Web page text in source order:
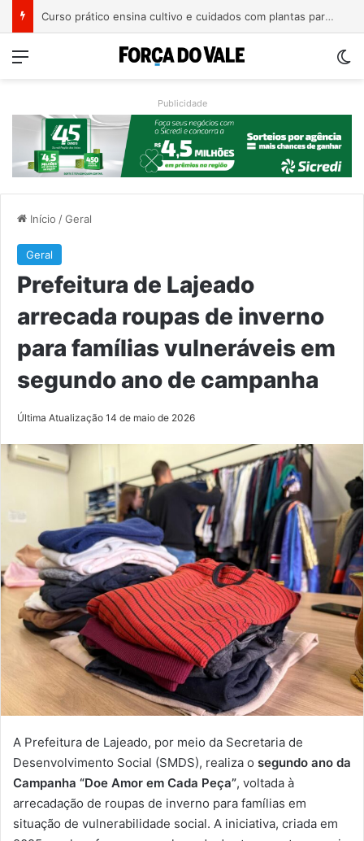
Curso prático ensina cultivo e cuidados com plantas para ambientes internos em Roca Sales
Menu
Publicidade
Início /Geral
Geral
Prefeitura de Lajeado
arrecada roupas de inverno
para famílias vulneráveis em
segundo ano de campanha
Última Atualização 14 de maio de 2026
A Prefeitura de Lajeado, por meio da Secretaria de
Desenvolvimento Social (SMDS), realiza o segundo ano da
Campanha “Doe Amor em Cada Peça”, voltada à
arrecadação de roupas de inverno para famílias em
situação de vulnerabilidade social. A iniciativa, criada em